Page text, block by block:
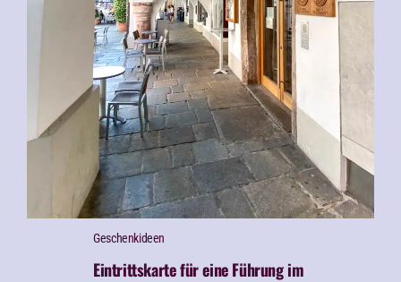
Geschenk­ideen
Eintrittskarte für eine Führung im